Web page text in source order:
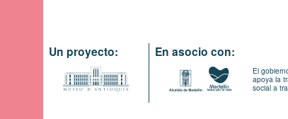
Un proyecto: En asocio con:
El
apoya la
social a